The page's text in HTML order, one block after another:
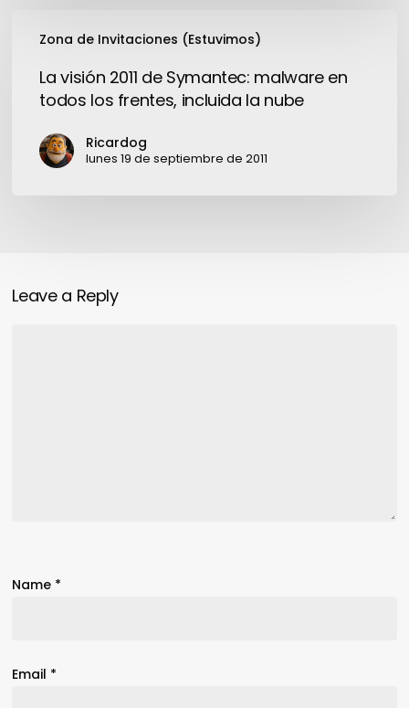
Zona de Invitaciones (Estuvimos)
visión
Symantec:
malware
nube
La visión 2011 de Symantec: malware en
todos los frentes, incluida la nube
Ricardog
lunes 19 de septiembre de 2011
Leave a Reply
Name *
Email *